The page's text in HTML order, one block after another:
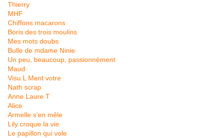
Thierry
MHF
Chiffons macarons
Boris des trois moulins
Mes mots doubs
Bulle de mdame Ninie
Un peu, beaucoup, passionnément
Maud
Visu L Ment votre
Nath scrap
Anne Laure T
Alice
Armelle s'en mêle
Lily croque la vie
Le papillon qui vole